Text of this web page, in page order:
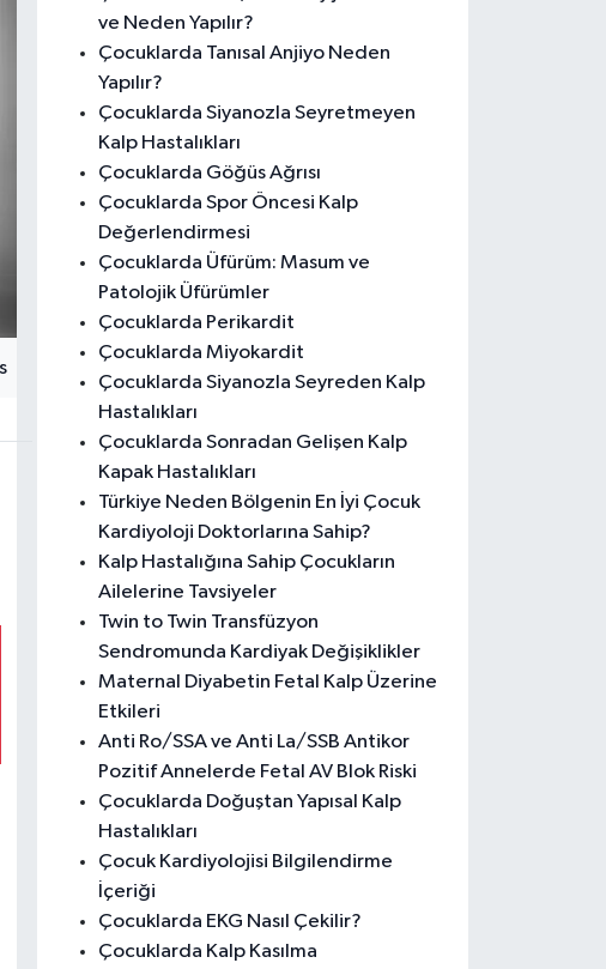
ve Neden Yapılır?
Çocuklarda Tanısal Anjiyo Neden
Yapılır?
Çocuklarda Siyanozla Seyretmeyen
Kalp Hastalıkları
Çocuklarda Göğüs Ağrısı
Çocuklarda Spor Öncesi Kalp
Değerlendirmesi
Çocuklarda Üfürüm: Masum ve
Patolojik Üfürümler
Çocuklarda Perikardit
Çocuklarda Miyokardit
Çocuklarda Siyanozla Seyreden Kalp
Hastalıkları
Çocuklarda Sonradan Gelişen Kalp
Kapak Hastalıkları
Türkiye Neden Bölgenin En İyi Çocuk
Kardiyoloji Doktorlarına Sahip?
Kalp Hastalığına Sahip Çocukların
Ailelerine Tavsiyeler
Twin to Twin Transfüzyon
Sendromunda Kardiyak Değişiklikler
Maternal Diyabetin Fetal Kalp Üzerine
Etkileri
Anti Ro/SSA ve Anti La/SSB Antikor
Pozitif Annelerde Fetal AV Blok Riski
Çocuklarda Doğuştan Yapısal Kalp
Hastalıkları
Çocuk Kardiyolojisi Bilgilendirme
İçeriği
Çocuklarda EKG Nasıl Çekilir?
Çocuklarda Kalp Kasılma